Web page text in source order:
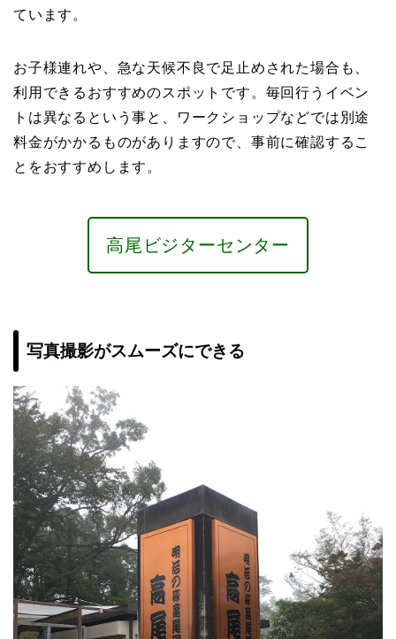
ています。
お子様連れや、急な天候不良で足止めされた場合も、
利用できるおすすめのスポットです。毎回行うイベン
トは異なるという事と、ワークショップなどでは別途
料金がかかるものがありますので、事前に確認するこ
とをおすすめします。
高尾ビジターセンター
写真撮影がスムーズにできる